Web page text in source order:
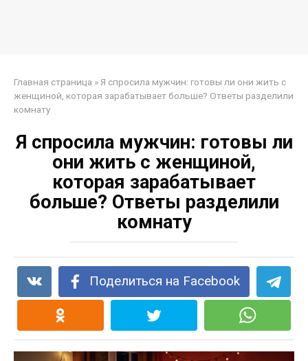
Главная страница » Я спросила мужчин: готовы ли они жить с
женщиной, которая зарабатывает больше? Ответы разделили
комнату
Я спросила мужчин: готовы ли
они жить с женщиной,
которая зарабатывает
больше? Ответы разделили
комнату
Поделиться на Facebook